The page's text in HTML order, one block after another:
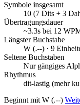
Symbole insgesamt
10 (7 Dits + 3
Übertragungsdauer
~3.3s bei 12
Längster Buchstabe
W (.--) · 9
Seltene Buchstaben
Nur gängiges
Rhythmus
dit-lastig (mehr
Beginnt mit W (.--)